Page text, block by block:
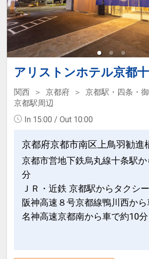
「食事なしプラン」と「朝
をご用意しています。
●「食事なしプラン」と「朝
ン」を掲載しています。
※ご覧のページがどちらか
件】の項目でご確認のうえ、
み下さい。
30日
インターネットコース番号
17515134
アリストンホテル京都
関西 京都府
京都駅・四条・
京都駅周辺
In 15:00 / Out 10:00
京都府京都市南区上鳥羽勧進
京都市営地下鉄烏丸線十条駅
分
ＪＲ・近鉄 京都駅からタクシ
阪神高速８号京都線鴨川西か
名神高速京都南から車で約10分